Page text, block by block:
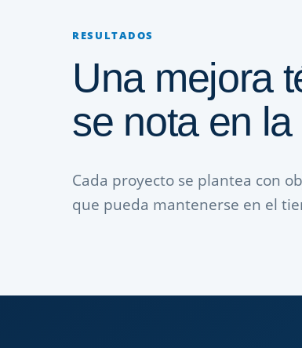
RESULTADOS
Una mejora
se nota en
Cada proyecto se plantea con
que pueda mantenerse en el